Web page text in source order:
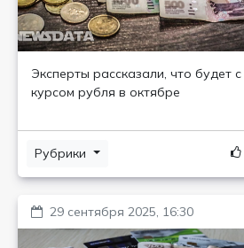
Эксперты рассказали, что будет с
курсом рубля в октябре
Рубрики
29 сентября 2025, 16:30